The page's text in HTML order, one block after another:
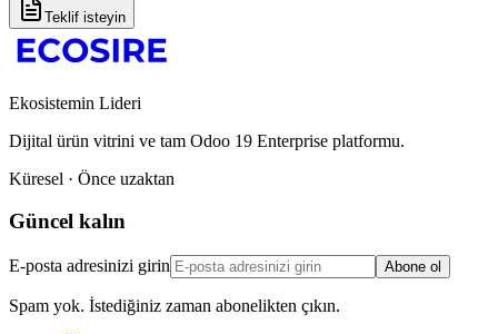
Teklif isteyin
Ekosistemin Lideri
Dijital ürün vitrini ve tam Odoo 19 Enterprise platformu.
Küresel · Önce uzaktan
Güncel kalın
E-posta adresinizi girin Abone ol
Spam yok. İstediğiniz zaman abonelikten çıkın.